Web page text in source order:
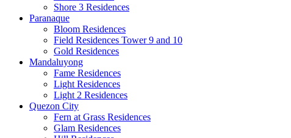
Shore 3 Residences
Paranaque
Bloom Residences
Field Residences Tower 9 and 10
Gold Residences
Mandaluyong
Fame Residences
Light Residences
Light 2 Residences
Quezon City
Fern at Grass Residences
Glam Residences